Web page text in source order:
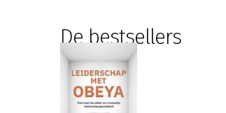
De bestsellers